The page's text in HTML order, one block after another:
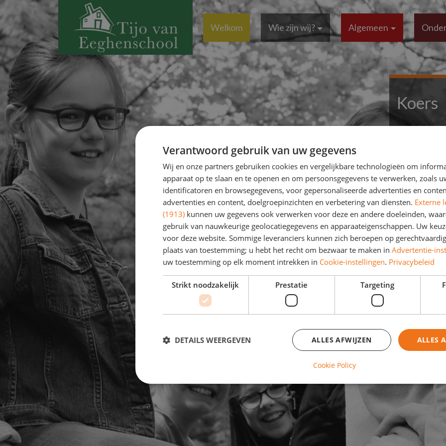
Welkom Wie zijn wij? Algemeen
Koers
We hebben
dagelijks
jaren op
We
Wij
We
We
We
We
We
We
met
Verantwoord gebruik van uw gegevens
Wij en onze partners gebruiken cookies en vergelijkbare technologieën om
apparaat op te slaan en te openen en om persoonsgegevens te verwerken, zoals
identificatoren en browsegegevens, voor gepersonaliseerde advertenties en
advertenties en content, doelgroepinzichten en verbetering van diensten. Externe
(1913) kunnen uw gegevens ook verwerken voor deze en andere doeleinden,
gebruik van nauwkeurige geolocatiegegevens en apparaateigenschappen. Uw
voor deze website. Sommige leveranciers kunnen zich beroepen op
plaats van toestemming; u hebt het recht om bezwaar te maken in Advertentie-
uw toestemming op elk moment intrekken in Cookie-instellingen. Privacybeleid
Strikt noodzakelijk Prestatie Targeting
ALLES
ALLES AFWIJZEN
DETAILS WEERGEVEN
Cookie Policy